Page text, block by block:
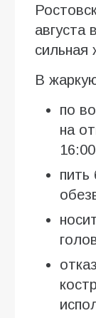
августа
сильная
В
по
на
пить